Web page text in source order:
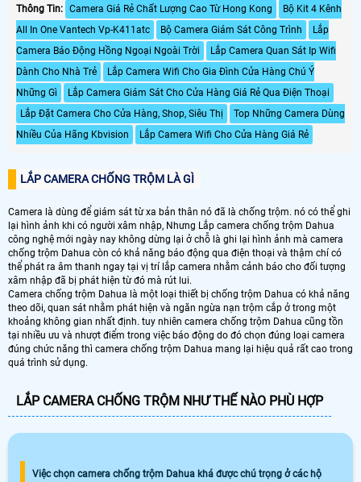
lưu trữ tiết kiệm với chuẩn nén
H265+, Hỗ trợ chức năng phát hiện
thông minh: Hàng rào ảo, xâm
nhập, Bảo vệ vành đai : tập trung
phát hiện người, xe, Tích hợp mic ghi
âm, hỗ trợ thẻ nhớ lên đến 256GB
trang bị nhiều chức năng ưu việt
như đèn, còi báo động, tích hợp còi
hú báo động tại chỗ, mic.
Thông Tin: Camera Giá Rẻ Chất Lượng Cao Từ Hong Kong
Bộ Kit 4 Kênh
All In One Vantech Vp-K411atc
Bộ Camera Giám Sát Công Trình
Lắp
Camera Báo Động Hồng Ngoại Ngoài Trời
Lắp Camera Quan Sát Ip Wifi
Dành Cho Nhà Trẻ
Lắp Camera Wifi Cho Gia Đình Cửa Hàng Chú Ý
Những Gì
Lắp Camera Giám Sát Cho Cửa Hàng Giá Rẻ Qua Điện Thoại
Lắp Đặt Camera Cho Cửa Hàng, Shop, Siêu Thị
Top Những Camera Dùng
Nhiều Của Hãng Kbvision
Lắp Camera Wifi Cho Cửa Hàng Giá Rẻ
LẮP CAMERA CHỐNG TRỘM LÀ GÌ
Camera là dùng để giám sát từ xa bản thân nó đã là chống trộm. nó có thể ghi
lại hình ảnh khi có người xâm nhập, Nhưng Lắp camera chống trộm Dahua
công nghệ mới ngày nay không dừng lại ở chỗ là ghi lại hình ảnh mà camera
chống trộm Dahua còn có khả năng báo động qua điện thoại và thậm chí có
thể phát ra âm thanh ngay tại vị trí lắp camera nhằm cảnh báo cho đối tượng
xâm nhập đã bị phát hiện từ đó mà rút lui.
Camera chống trộm Dahua là một loại thiết bị chống trộm Dahua có khả năng
theo dõi, quan sát nhằm phát hiện và ngăn ngừa nạn trộm cắp ở trong một
khoảng không gian nhất định. tuy nhiên camera chống trộm Dahua cũng tồn
tại nhiều ưu và nhượt điểm trong việc báo động do đó chọn đúng loại camera
đúng chức năng thì camera chống trộm Dahua mang lại hiệu quả rất cao trong
quá trình sử dụng.
LẮP CAMERA CHỐNG TRỘM NHƯ THẾ NÀO PHÙ HỢP
Việc chọn camera chống trộm Dahua khá được chú trọng ở các hộ